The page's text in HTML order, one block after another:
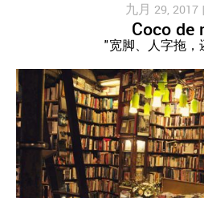
九月 29, 2017 |
Coco de
"宽脚、人字拖，